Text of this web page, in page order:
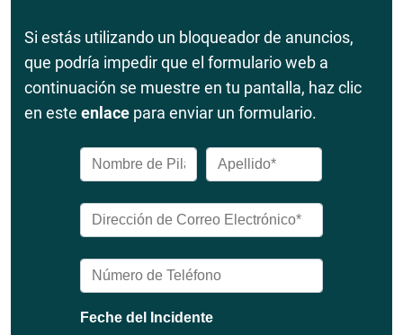
Si estás utilizando un bloqueador de anuncios,
que podría impedir que el formulario web a
continuación se muestre en tu pantalla, haz clic
en este enlace para enviar un formulario.